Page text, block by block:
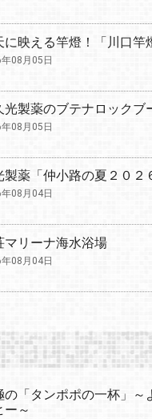
に映える竿燈！「川口竿
08月05日
光製薬のブテナロックブ
08月05日
製薬「仲小路の夏２０
08月04日
マリーナ海水浴場
08月04日
の「タンポポの一杯」～
ー～